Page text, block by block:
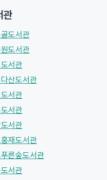
관
도서관
도서관
서관
산도서관
서관
서관
서관
재도서관
른숲도서관
서관